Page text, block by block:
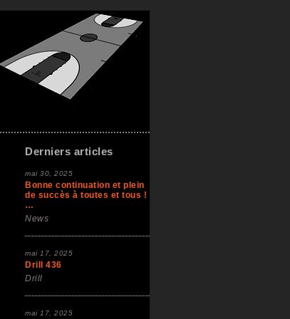
Derniers articles
mai 30, 2025
Bonne continuation et plein
de succès à toutes et tous !
…
News
mai 17, 2025
Drill 436
Drill
mai 17, 2025